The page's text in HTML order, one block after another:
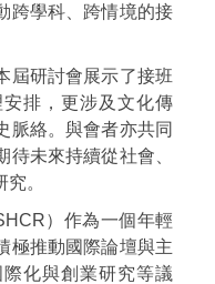
跨學科、跨情境的接
屆研討會展示了接班
排，更涉及文化傳
脈絡。與會者亦共同
未來持續從社會、
。
）作為一個年輕
極推動國際論壇與主
化與創業研究等議